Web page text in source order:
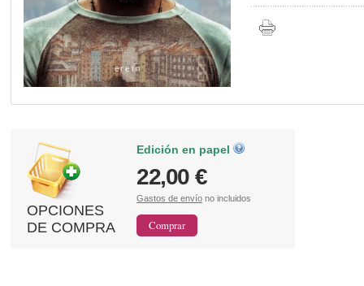
OPCIONES
DE COMPRA
Edición en papel
22,00 €
Gastos de envío no incluidos